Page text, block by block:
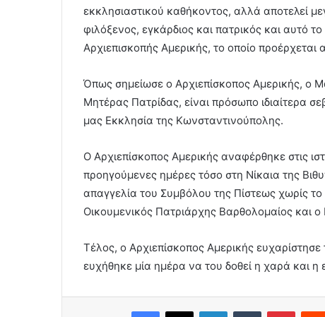
εκκλησιαστικού καθήκοντος, αλλά αποτελεί
φιλόξενος, εγκάρδιος και πατρικός και αυτό
Αρχιεπισκοπής Αμερικής, το οποίο
Όπως σημείωσε ο Αρχιεπίσκοπος Αμερικής, ο
Μητέρας Πατρίδας, είναι πρόσωπο ιδιαίτερα
μας Εκκλησία της Κωνσταντινούπολης.
Ο Αρχιεπίσκοπος Αμερικής αναφέρθηκε στις
προηγούμενες ημέρες τόσο στη Νίκαια της
απαγγελία του Συμβόλου της Πίστεως χωρίς
Οικουμενικός Πατριάρχης Βαρθολομαίος και
Τέλος, ο Αρχιεπίσκοπος Αμερικής
ευχήθηκε μία ημέρα να του δοθεί η χαρά και
Facebook
X LinkedInTumblr